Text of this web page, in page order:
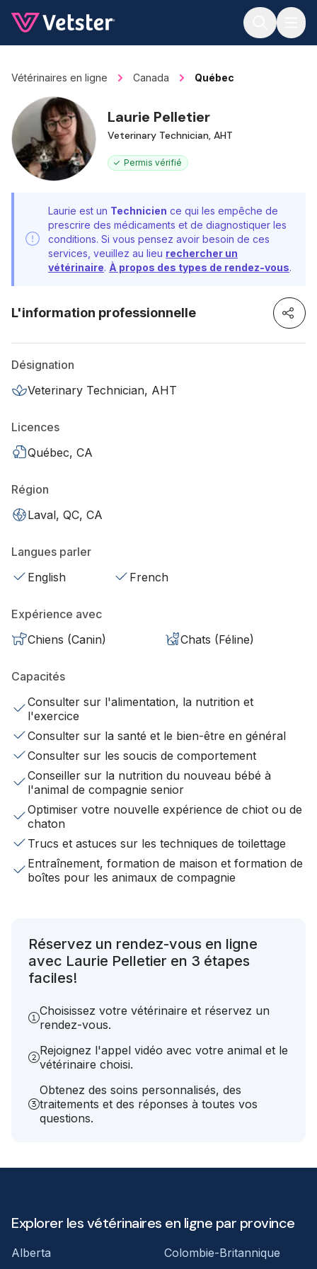
Vétérinaires en ligne Canada Québec
Laurie Pelletier
Veterinary Technician, AHT
Permis vérifié
Laurie est un Technicien ce qui les empêche de
prescrire des médicaments et de diagnostiquer les
conditions. Si vous pensez avoir besoin de ces
services, veuillez au lieu rechercher un
vétérinaire. À propos des types de rendez-vous.
L'information professionnelle
Désignation
Veterinary Technician, AHT
Licences
Québec, CA
Région
Laval, QC, CA
Langues parler
English
French
Expérience avec
Chiens (Canin)
Chats (Féline)
Capacités
Consulter sur l'alimentation, la nutrition et
l'exercice
Consulter sur la santé et le bien-être en général
Consulter sur les soucis de comportement
Conseiller sur la nutrition du nouveau bébé à
l'animal de compagnie senior
Optimiser votre nouvelle expérience de chiot ou de
chaton
Trucs et astuces sur les techniques de toilettage
Entraînement, formation de maison et formation de
boîtes pour les animaux de compagnie
Réservez un rendez-vous en ligne
avec Laurie Pelletier en 3 étapes
faciles!
Choisissez votre vétérinaire et réservez un
rendez-vous.
Rejoignez l'appel vidéo avec votre animal et le
vétérinaire choisi.
Obtenez des soins personnalisés, des
traitements et des réponses à toutes vos
questions.
Explorer les vétérinaires en ligne par province
Alberta Colombie-Britannique